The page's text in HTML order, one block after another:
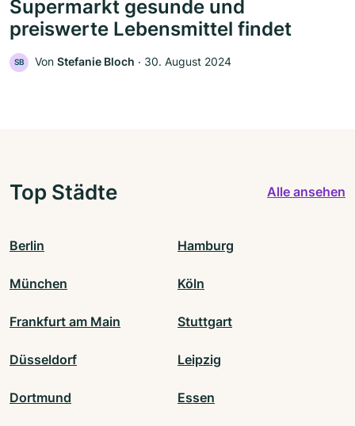
Supermarkt gesunde und
preiswerte Lebensmittel findet
SB Von Stefanie Bloch ‧ 30. August 2024
Top Städte Alle ansehen
Berlin Hamburg
München Köln
Frankfurt am Main Stuttgart
Düsseldorf Leipzig
Dortmund Essen